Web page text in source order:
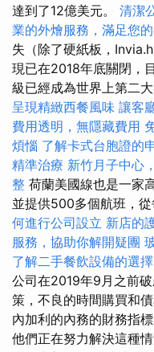
達到了12億美元。 清潔
業的外燴服務，滿足您
失（除了硬紙板，
現已在2018年底關閉，
級已經成為世界上第二
呈現精緻西餐風味 讓客
費用透明，無隱藏費用
煩惱 了解卡式台胞證的
精準治療 新竹月子中心
整 荷蘭美國線也是一家
並提供500多個航班，
何進行公司設立 新店的
服務，協助你解開疑團
了解二手餐飲設備的選
公司在2019年9月之前
策，不良的時間購買和
內加利的內務的財務指
他們正在努力解決這種情